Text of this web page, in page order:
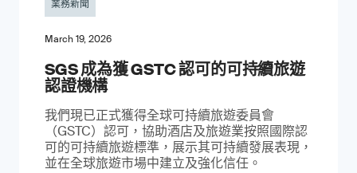
業務新聞
March 19, 2026
SGS 成為獲 GSTC 認可的可持續旅遊
認證機構
我們現已正式獲得全球可持續旅遊委員會
（GSTC）認可，協助酒店及旅遊業按照國際認
可的可持續旅遊標準，展示其可持續發展表現，
並在全球旅遊市場中建立及強化信任。